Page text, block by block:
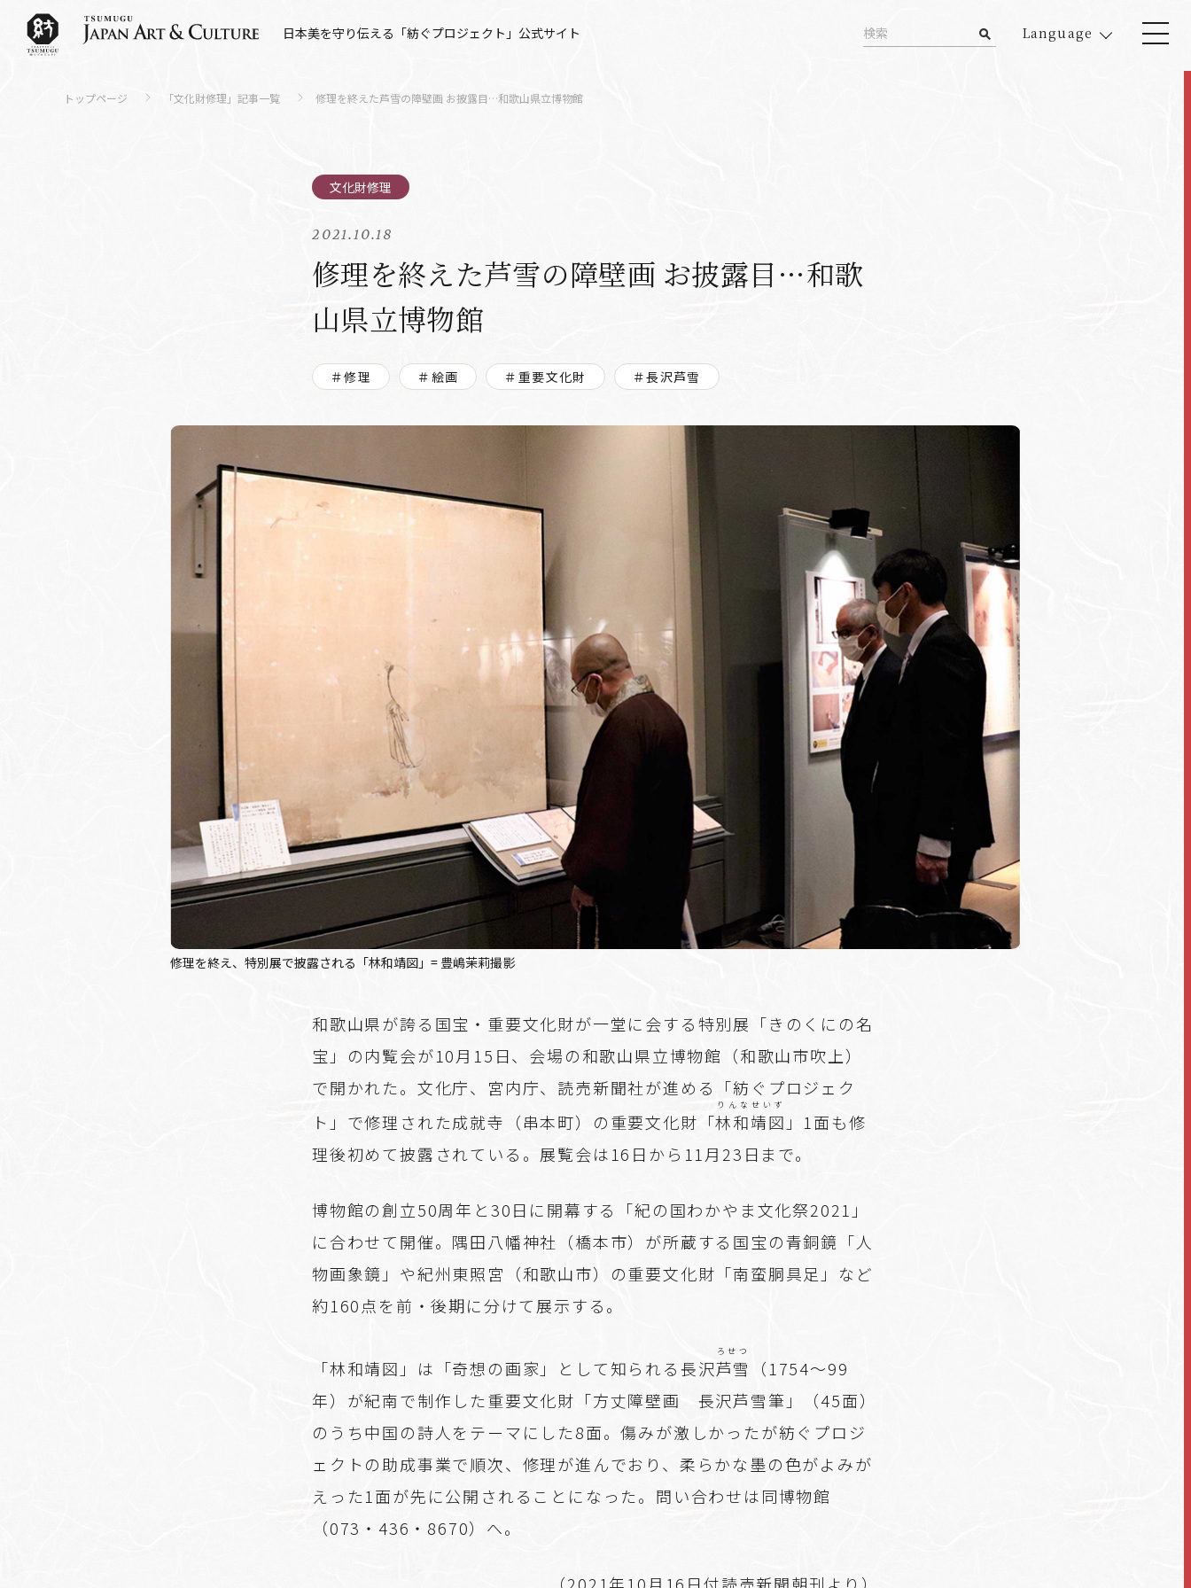
日本美を守り伝える「紡ぐプロジェクト」公式サイト Language
トップページ 「文化財修理」記事一覧 修理を終えた芦雪の障壁画 お披露目…和歌山県立博物館
2021.10.18
修理を終えた芦雪の障壁画 お披露目…和歌
山県立博物館
＃修理 ＃絵画 ＃重要文化財 ＃長沢芦雪
修理を終え、特別展で披露される「林和靖図」= 豊嶋茉莉撮影
和歌山県が誇る国宝・重要文化財が一堂に会する特別展「きのくにの名
宝」の内覧会が10月15日、会場の和歌山県立博物館（和歌山市吹上）
で開かれた。文化庁、宮内庁、読売新聞社が進める「紡ぐプロジェク
ト」で修理された成就寺（串本町）の重要文化財「林和靖図
りんなせいず
」1面も修
理後初めて披露されている。展覧会は16日から11月23日まで。
博物館の創立50周年と30日に開幕する「紀の国わかやま文化祭2021」
に合わせて開催。隅田八幡神社（橋本市）が所蔵する国宝の青銅鏡「人
物画象鏡」や紀州東照宮（和歌山市）の重要文化財「南蛮胴具足」など
約160点を前・後期に分けて展示する。
「林和靖図」は「奇想の画家」として知られる長沢芦雪
ろせつ
（1754～99
年）が紀南で制作した重要文化財「方丈障壁画 長沢芦雪筆」（45面）
のうち中国の詩人をテーマにした8面。傷みが激しかったが紡ぐプロジ
ェクトの助成事業で順次、修理が進んでおり、柔らかな墨の色がよみが
えった1面が先に公開されることになった。問い合わせは同博物館
（073・436・8670）へ。